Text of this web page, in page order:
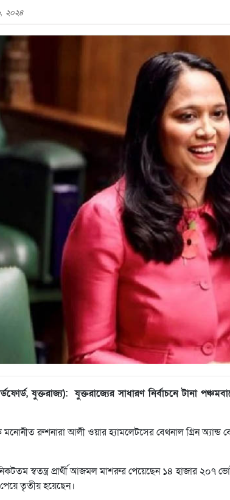
২০২৪
যুক্তরাজ্য): যুক্তরাজ্যের সাধারণ নির্বাচনে টানা
মনোনীত রুশনারা আলী ওয়ার হ্যামলেটসের বেথনাল গ্রিন
স্বতন্ত্র প্রার্থী আজমল মাশরুর পেয়েছেন ১৪ হাজার ২০৭ ভোট।
তৃতীয় হয়েছেন।